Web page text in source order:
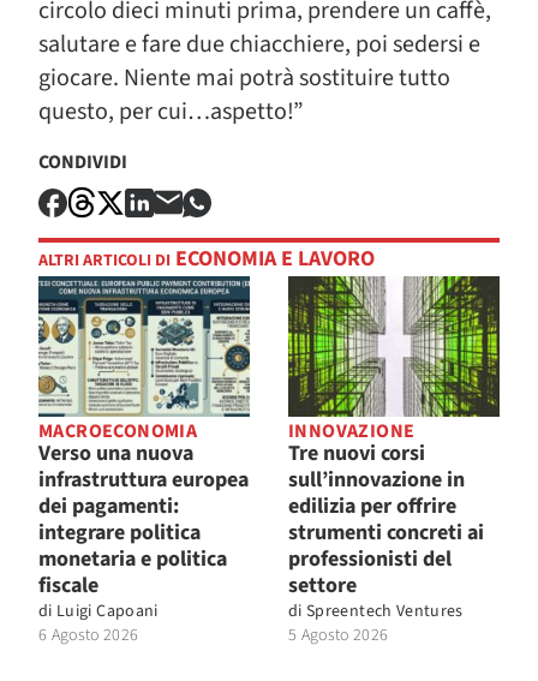
circolo dieci minuti prima, prendere un caffè,
salutare e fare due chiacchiere, poi sedersi e
giocare. Niente mai potrà sostituire tutto
questo, per cui…aspetto!”
CONDIVIDI
ALTRI ARTICOLI DI ECONOMIA E LAVORO
MACROECONOMIA
Verso una nuova
infrastruttura europea
dei pagamenti:
integrare politica
monetaria e politica
fiscale
di Luigi Capoani
6 Agosto 2026
INNOVAZIONE
Tre nuovi corsi
sull’innovazione in
edilizia per offrire
strumenti concreti ai
professionisti del
settore
di Spreentech Ventures
5 Agosto 2026